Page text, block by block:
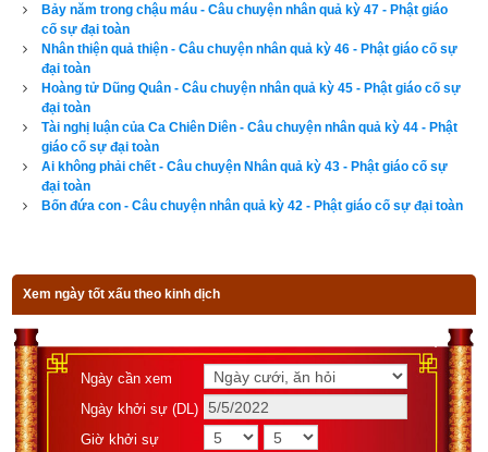
Bảy năm trong chậu máu - Câu chuyện nhân quả kỳ 47 - Phật giáo
cố sự đại toàn
Nhân thiện quả thiện - Câu chuyện nhân quả kỳ 46 - Phật giáo cố sự
đại toàn
Hoàng tử Dũng Quân - Câu chuyện nhân quả kỳ 45 - Phật giáo cố sự
đại toàn
Tài nghị luận của Ca Chiên Diên - Câu chuyện nhân quả kỳ 44 - Phật
giáo cố sự đại toàn
Ai không phải chết - Câu chuyện Nhân quả kỳ 43 - Phật giáo cố sự
đại toàn
Bốn đứa con - Câu chuyện nhân quả kỳ 42 - Phật giáo cố sự đại toàn
Xem ngày tốt xấu theo kinh dịch
Ngày cần xem
Ngày khởi sự (DL)
Giờ khởi sự